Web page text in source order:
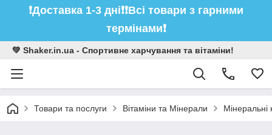
❗️Доставка 1-3 дні❗️❗️Всі товари з гарними
термінами❗️
💚 Shaker.in.ua - Спортивне харчування та вітаміни!
Товари та послуги Вітаміни та Мінерали Мінеральні